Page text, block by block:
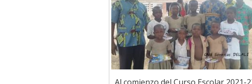
Al comienzo del Curso Escolar 2021-